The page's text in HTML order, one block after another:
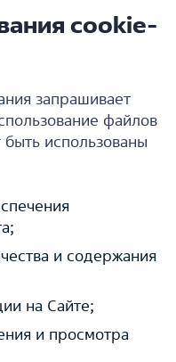
cookie-
запрашивает
файлов
использованы
и содержания
на Сайте;
и просмотра